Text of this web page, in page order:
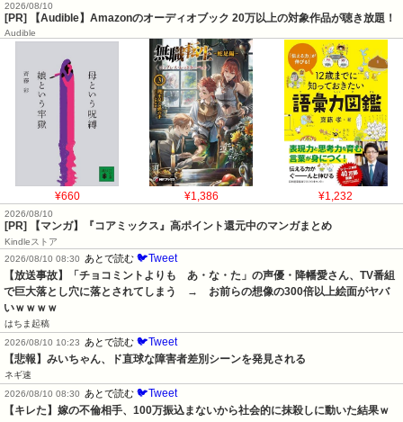
2026/08/10
[PR] 【Audible】Amazonのオーディオブック 20万以上の対象作品が聴き放題！
Audible
¥660 ¥1,386 ¥1,232
2026/08/10
[PR] 【マンガ】『コアミックス』高ポイント還元中のマンガまとめ
Kindleストア
2026/08/10 08:30
あとで読む 🐦Tweet
【放送事故】「チョコミントよりも　あ・な・た」の声優・降幡愛さん、TV番組
で巨大落とし穴に落とされてしまう　→　お前らの想像の300倍以上絵面がヤバ
いｗｗｗｗ
はちま起稿
2026/08/10 10:23
あとで読む 🐦Tweet
【悲報】みいちゃん、ド直球な障害者差別シーンを発見される
ネギ速
2026/08/10 08:30
あとで読む 🐦Tweet
【キレた】嫁の不倫相手、100万振込まないから社会的に抹殺しに動いた結果ｗ